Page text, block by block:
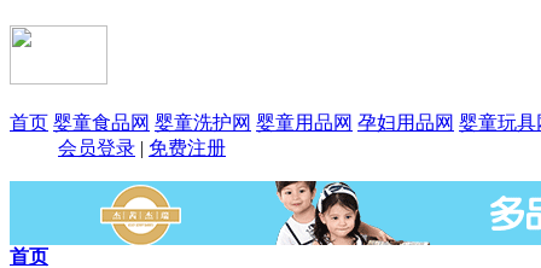
首页 婴童食品网 婴童洗护网 婴童用品网 孕妇用品网 婴童玩具
会员登录 | 免费注册
首页